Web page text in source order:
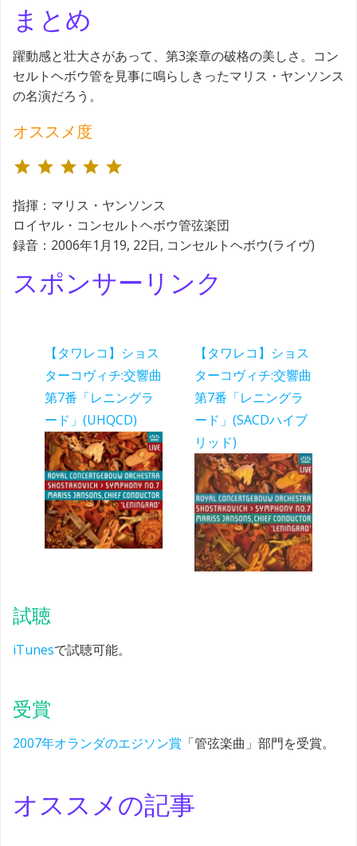
まとめ
躍動感と壮大さがあって、第3楽章の破格の美しさ。コン
セルトヘボウ管を見事に鳴らしきったマリス・ヤンソンス
の名演だろう。
オススメ度
指揮：マリス・ヤンソンス
ロイヤル・コンセルトヘボウ管弦楽団
録音：2006年1月19, 22日, コンセルトヘボウ(ライヴ)
スポンサーリンク
【タワレコ】ショス
ターコヴィチ:交響曲
第7番「レニングラ
ード」(UHQCD)
【タワレコ】ショス
ターコヴィチ:交響曲
第7番「レニングラ
ード」(SACDハイブ
リッド)
試聴
iTunesで試聴可能。
受賞
2007年オランダのエジソン賞 「管弦楽曲」部門を受賞。
オススメの記事